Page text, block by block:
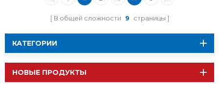
В общей сложности 9 страницы
КАТЕГОРИИ
НОВЫЕ ПРОДУКТЫ